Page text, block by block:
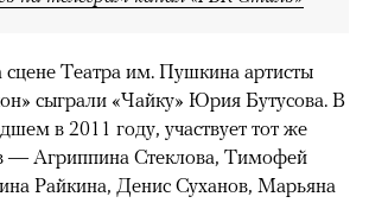
Театра им. Пушкина артисты
сыграли «Чайку» Юрия Бутусова. В
в 2011 году, участвует тот же
— Агриппина Стеклова, Тимофей
Райкина, Денис Суханов, Марьяна